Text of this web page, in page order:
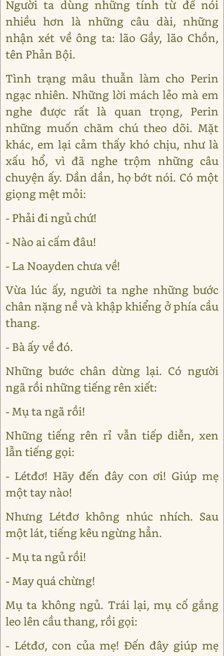
Người ta dùng những tính từ để nói
nhiều hơn là những câu dài, những
nhận xét về ông ta: lão Gầy, lão Chồn,
tên Phản Bội.
Tình trạng mâu thuẫn làm cho Perin
ngạc nhiên. Những lời mách lẻo mà em
nghe được rất là quan trọng, Perin
những muốn chăm chú theo dõi. Mặt
khác, em lại cảm thấy khó chịu, như là
xấu hổ, vì đã nghe trộm những câu
chuyện ấy. Dần dần, họ bớt nói. Có một
giọng mệt mỏi:
- Phải đi ngủ chứ!
- Nào ai cấm đâu!
- La Noayden chưa về!
Vừa lúc ấy, người ta nghe những bước
chân nặng nề và khập khiểng ở phía cầu
thang.
- Bà ấy về đó.
Những bước chân dừng lại. Có người
ngã rồi những tiếng rên xiết:
- Mụ ta ngã rồi!
Những tiếng rên rỉ vẫn tiếp diễn, xen
lẫn tiếng gọi:
- Létđơ! Hãy đến đây con ơi! Giúp mẹ
một tay nào!
Nhưng Létđơ không nhúc nhích. Sau
một lát, tiếng kêu ngừng hẳn.
- Mụ ta ngủ rồi!
- May quá chừng!
Mụ ta không ngủ. Trái lại, mụ cố gắng
leo lên cầu thang, rồi gọi:
- Létđơ, con của mẹ! Đến đây giúp mẹ